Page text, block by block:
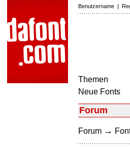
Benutzername |
Themen
Neue Fonts
Forum
Forum →